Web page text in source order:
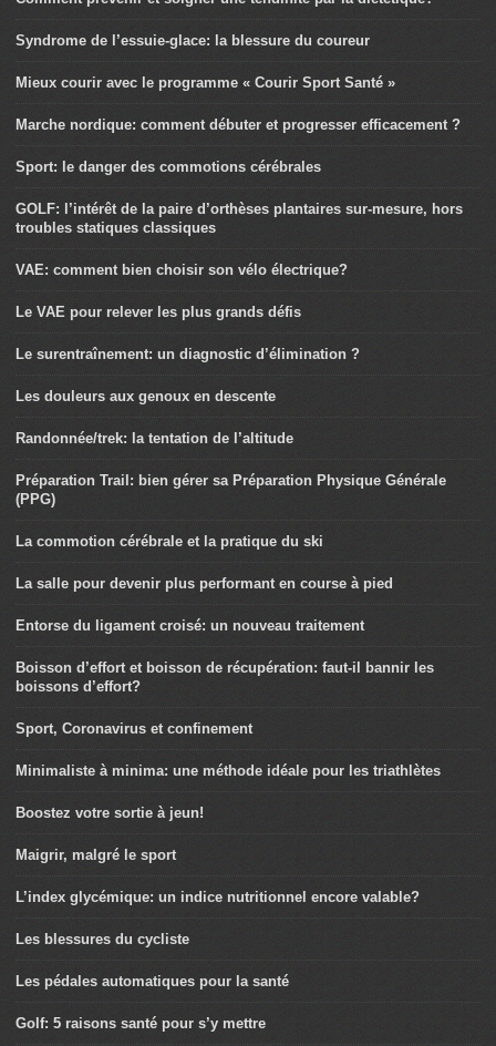
Syndrome de l’essuie-glace: la blessure du coureur
Mieux courir avec le programme « Courir Sport Santé »
Marche nordique: comment débuter et progresser efficacement ?
Sport: le danger des commotions cérébrales
GOLF: l’intérêt de la paire d’orthèses plantaires sur-mesure, hors
troubles statiques classiques
VAE: comment bien choisir son vélo électrique?
Le VAE pour relever les plus grands défis
Le surentraînement: un diagnostic d’élimination ?
Les douleurs aux genoux en descente
Randonnée/trek: la tentation de l’altitude
Préparation Trail: bien gérer sa Préparation Physique Générale
(PPG)
La commotion cérébrale et la pratique du ski
La salle pour devenir plus performant en course à pied
Entorse du ligament croisé: un nouveau traitement
Boisson d’effort et boisson de récupération: faut-il bannir les
boissons d’effort?
Sport, Coronavirus et confinement
Minimaliste à minima: une méthode idéale pour les triathlètes
Boostez votre sortie à jeun!
Maigrir, malgré le sport
L’index glycémique: un indice nutritionnel encore valable?
Les blessures du cycliste
Les pédales automatiques pour la santé
Golf: 5 raisons santé pour s’y mettre